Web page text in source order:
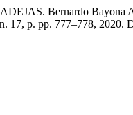
Bernardo Bayona
17, p. pp. 777–778, 2020.